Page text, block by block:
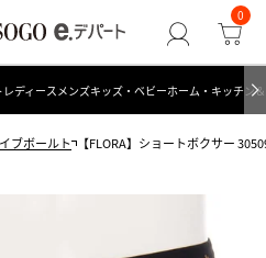
0
レディース メンズキッズ・ベビーホーム・キッチン
ブボールト 【FLORA】ショートボクサー